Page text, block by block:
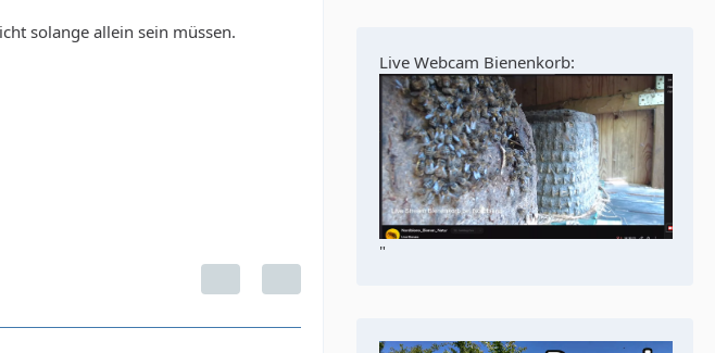
solange allein sein müssen.
Live Webcam Bienenkorb:
"